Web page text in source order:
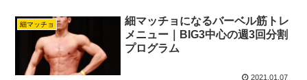
細マッチョ
細マッチョになるバーベル筋トレ
メニュー｜BIG3中心の週3回分割
プログラム
2021.01.07